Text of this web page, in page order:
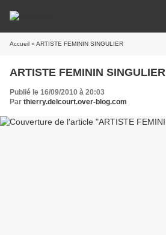
Accueil » ARTISTE FEMININ SINGULIER
ARTISTE FEMININ SINGULIER
Publié le 16/09/2010 à 20:03
Par thierry.delcourt.over-blog.com